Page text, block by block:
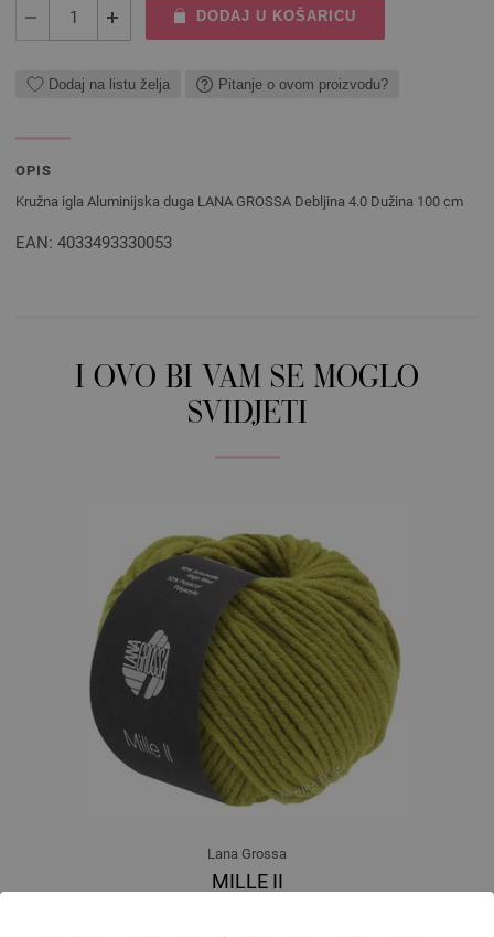
DODAJ U KOŠARICU
Dodaj na listu želja Pitanje o ovom proizvodu?
OPIS
Kružna igla Aluminijska duga LANA GROSSA Debljina 4.0 Dužina 100 cm
EAN: 4033493330053
I OVO BI VAM SE MOGLO
SVIDJETI
Lana Grossa
MILLE II